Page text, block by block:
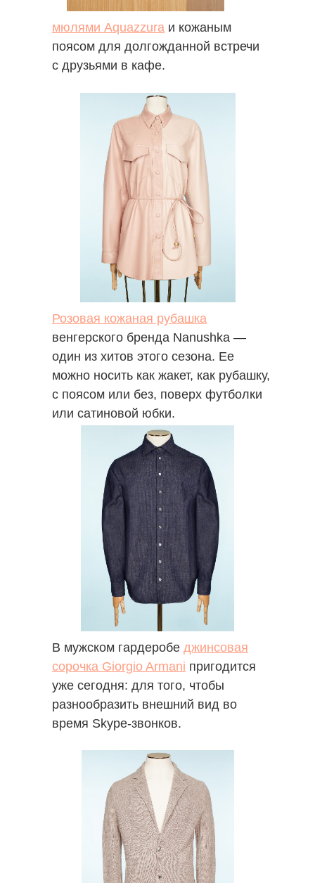
мюлями Aquazzura и кожаным
поясом для долгожданной встречи
с друзьями в кафе.
Розовая кожаная рубашка
венгерского бренда Nanushka —
один из хитов этого сезона. Ее
можно носить как жакет, как рубашку,
с поясом или без, поверх футболки
или сатиновой юбки.
В мужском гардеробе джинсовая
сорочка Giorgio Armani пригодится
уже сегодня: для того, чтобы
разнообразить внешний вид во
время Skype-звонков.